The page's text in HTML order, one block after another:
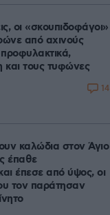
οι «σκουπιδοφάγοι»
από αχινούς
τους τυφώνες
14
καλώδια στον Άγιο
έπαθε
έπεσε από ύψος, οι
τον παράτησαν